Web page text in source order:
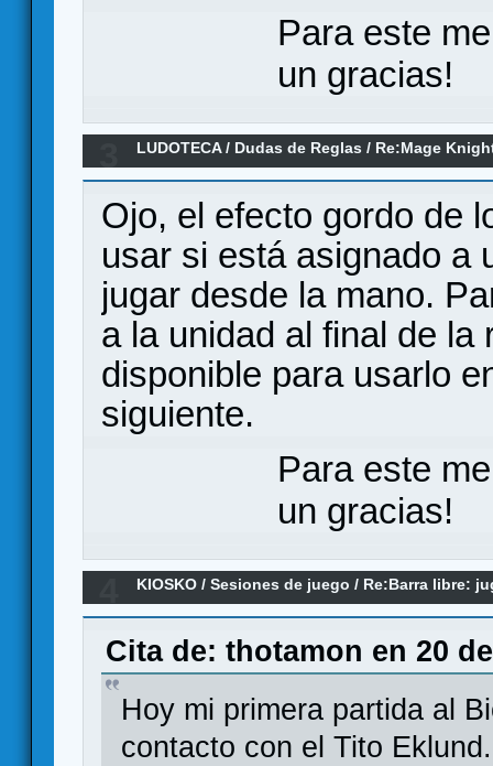
Para este
un gracias!
LUDOTECA/ Dudas de Reglas / Re:Mage
Ojo, el efecto gordo de
usar si está asignado a
jugar desde la mano.
a la unidad al final de la
disponible para usarlo
siguiente.
Para este
un gracias!
KIOSKO /Sesiones de juego / Re:Barra libre:
Cita de: thotamon en 20
Hoy mi primera partida al
contacto con el Tito Eklund.